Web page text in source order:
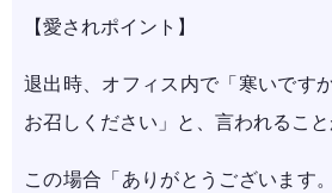
【愛されポイント】
退出時、オフィス内で「寒いです
お召しください」と、言われること
この場合「ありがとうございます